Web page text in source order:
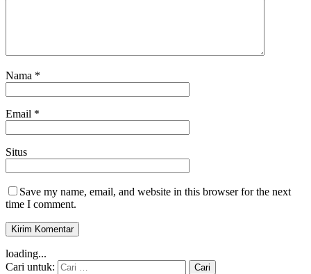
Nama *
Email *
Situs
Save my name, email, and website in this browser for the next
time I comment.
loading...
Cari untuk: